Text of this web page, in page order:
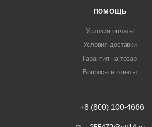
ПОМОЩЬ
Условия оплаты
Условия доставки
Гарантия на товар
Вопросы и ответы
+8 (800) 100-4666